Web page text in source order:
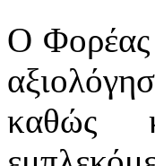
Ο Φορέας
καθώς